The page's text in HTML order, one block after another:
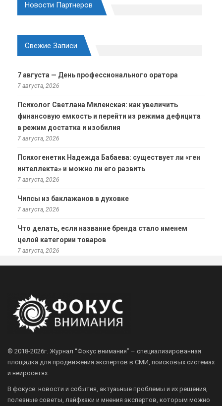
Новости Партнеров
Свежие Записи
7 августа — День профессионального оратора
7 августа, 2026
Психолог Светлана Миленская: как увеличить
финансовую емкость и перейти из режима дефицита
в режим достатка и изобилия
7 августа, 2026
Психогенетик Надежда Бабаева: существует ли «ген
интеллекта» и можно ли его развить
7 августа, 2026
Чипсы из баклажанов в духовке
7 августа, 2026
Что делать, если название бренда стало именем
целой категории товаров
7 августа, 2026
© 2018-2026г. Журнал “Фокус внимания” – специализированная
площадка для продвижения экспертов в СМИ, поисковых системах
и нейросетях.
В фокусе: новости и события, актуаьные проблемы и их решения,
полезные советы, лайфхаки и мнения экспертов, которым можно